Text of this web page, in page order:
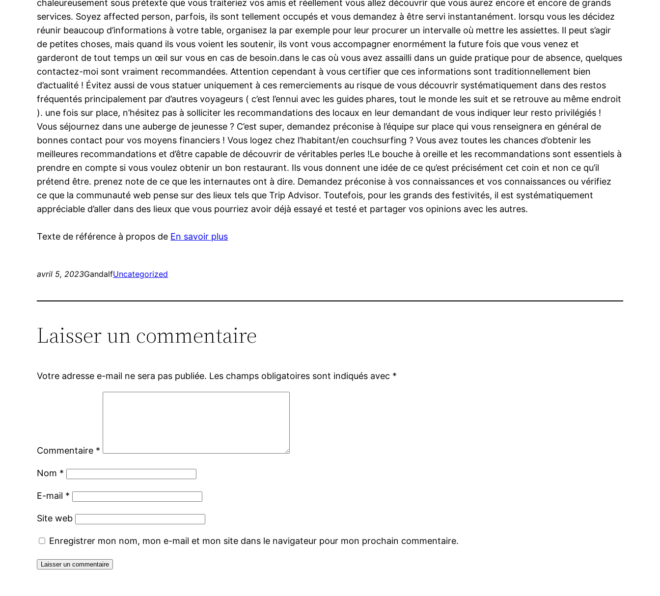
chaleureusement sous prétexte que vous traiteriez vos amis et réellement vous allez découvrir que vous aurez encore et encore de grands
services. Soyez affected person, parfois, ils sont tellement occupés et vous demandez à être servi instantanément. lorsqu vous les décidez
réunir beaucoup d’informations à votre table, organisez la par exemple pour leur procurer un intervalle où mettre les assiettes. Il peut s’agir
de petites choses, mais quand ils vous voient les soutenir, ils vont vous accompagner enormément la future fois que vous venez et
garderont de tout temps un œil sur vous en cas de besoin.dans le cas où vous avez assailli dans un guide pratique pour de absence, quelques
contactez-moi sont vraiment recommandées. Attention cependant à vous certifier que ces informations sont traditionnellement bien
d’actualité ! Évitez aussi de vous statuer uniquement à ces remerciements au risque de vous découvrir systématiquement dans des restos
fréquentés principalement par d’autres voyageurs ( c’est l’ennui avec les guides phares, tout le monde les suit et se retrouve au même endroit
). une fois sur place, n’hésitez pas à solliciter les recommandations des locaux en leur demandant de vous indiquer leur resto privilégiés !
Vous séjournez dans une auberge de jeunesse ? C’est super, demandez préconise à l’équipe sur place qui vous renseignera en général de
bonnes contact pour vos moyens financiers ! Vous logez chez l’habitant/en couchsurfing ? Vous avez toutes les chances d’obtenir les
meilleures recommandations et d’être capable de découvrir de véritables perles !Le bouche à oreille et les recommandations sont essentiels à
prendre en compte si vous voulez obtenir un bon restaurant. Ils vous donnent une idée de ce qu’est précisément cet coin et non ce qu’il
prétend être. prenez note de ce que les internautes ont à dire. Demandez préconise à vos connaissances et vos connaissances ou vérifiez
ce que la communauté web pense sur des lieux tels que Trip Advisor. Toutefois, pour les grands des festivités, il est systématiquement
appréciable d’aller dans des lieux que vous pourriez avoir déjà essayé et testé et partager vos opinions avec les autres.
Texte de référence à propos de En savoir plus
avril 5, 2023GandalfUncategorized
Laisser un commentaire
Votre adresse e-mail ne sera pas publiée. Les champs obligatoires sont indiqués avec *
Commentaire *
Nom *
E-mail *
Site web
Enregistrer mon nom, mon e-mail et mon site dans le navigateur pour mon prochain commentaire.